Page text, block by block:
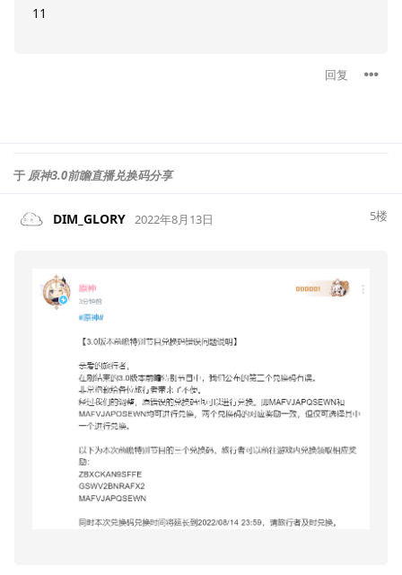
11
回复
于 原神3.0前瞻直播兑换码分享
DIM_GLORY 2022年8月13日 5楼